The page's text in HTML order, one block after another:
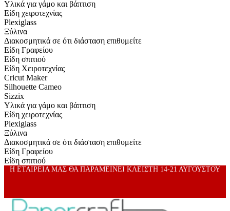
Υλικά για γάμο και βάπτιση
Είδη χειροτεχνίας
Plexiglass
Ξύλινα
Διακοσμητικά σε ότι διάσταση επιθυμείτε
Είδη Γραφείου
Είδη σπιτιού
Είδη Xειροτεχνίας
Cricut Maker
Silhouette Cameo
Sizzix
Υλικά για γάμο και βάπτιση
Είδη χειροτεχνίας
Plexiglass
Ξύλινα
Διακοσμητικά σε ότι διάσταση επιθυμείτε
Είδη Γραφείου
Είδη σπιτιού
Η ΕΤΑΙΡΕΙΑ ΜΑΣ ΘΑ ΠΑΡΑΜΕΙΝΕΙ ΚΛΕΙΣΤΗ 14-21 ΑΥΓΟΥΣΤΟΥ